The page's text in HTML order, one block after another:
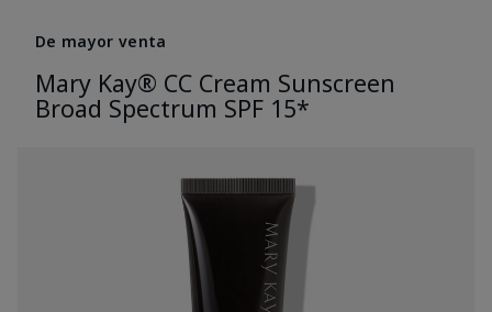
De mayor venta
Mary Kay® CC Cream Sunscreen
Broad Spectrum SPF 15*